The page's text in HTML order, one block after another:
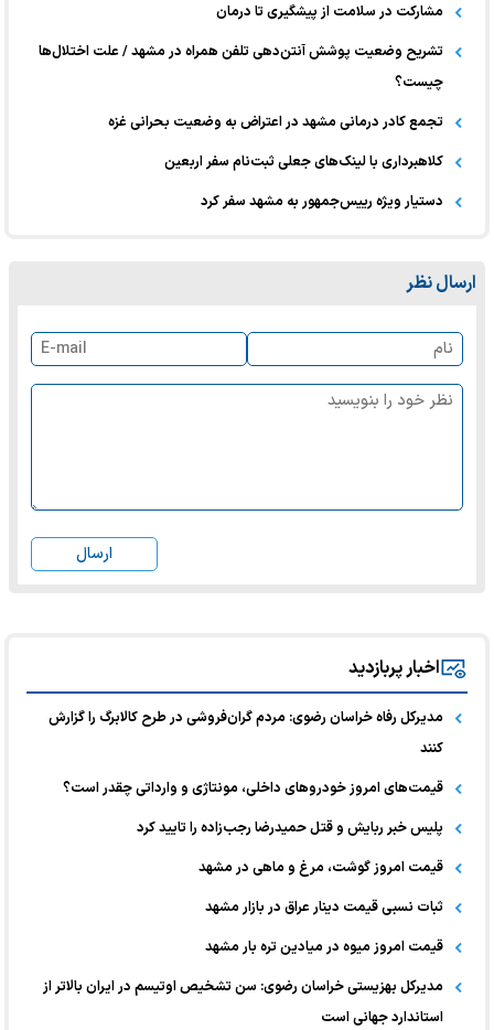
مشارکت در سلامت از پیشگیری تا درمان
تشریح وضعیت پوشش آنتن‌دهی تلفن همراه در مشهد / علت اختلال‌ها
چیست؟
تجمع کادر درمانی مشهد در اعتراض به وضعیت بحرانی غزه
کلاهبرداری با لینک‌‌های جعلی ثبت‌نام سفر اربعین
دستیار ویژه رییس‌جمهور به مشهد سفر کرد
ارسال نظر
ارسال
اخبار پربازدید
مدیرکل رفاه خراسان رضوی: مردم گران‌فروشی در طرح کالابرگ را گزارش
کنند
قیمت‌های امروز خودرو‌های داخلی، مونتاژی و وارداتی چقدر است؟
پلیس خبر ربایش و قتل حمیدرضا رجب‌زاده را تایید کرد
قیمت امروز گوشت، مرغ و ماهی در مشهد
ثبات نسبی قیمت دینار عراق در بازار مشهد
قیمت امروز میوه در میادین تره بار مشهد
مدیرکل بهزیستی خراسان رضوی: سن تشخیص اوتیسم در ایران بالاتر از
استاندارد جهانی است